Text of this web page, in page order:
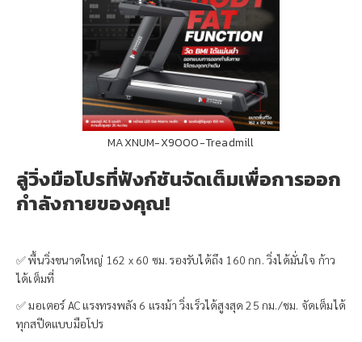
MAXNUM-X9000-Treadmill
ลู่วิ่งมือโปรที่ฟังก์ชันจัดเต็มเพื่อการออก
กำลังกายของคุณ!
✅ พื้นวิ่งขนาดใหญ่ 162 x 60 ซม. รองรับได้ถึง 160 กก. วิ่งได้มั่นใจ ก้าว
ได้เต็มที่
✅ มอเตอร์ AC แรงทรงพลัง 6 แรงม้า วิ่งเร็วได้สูงสุด 25 กม./ชม. จัดเต็มได้
ทุกสปีดแบบมือโปร